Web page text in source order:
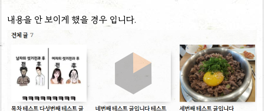
내용을 안 보이게 했을 경우 입니다.